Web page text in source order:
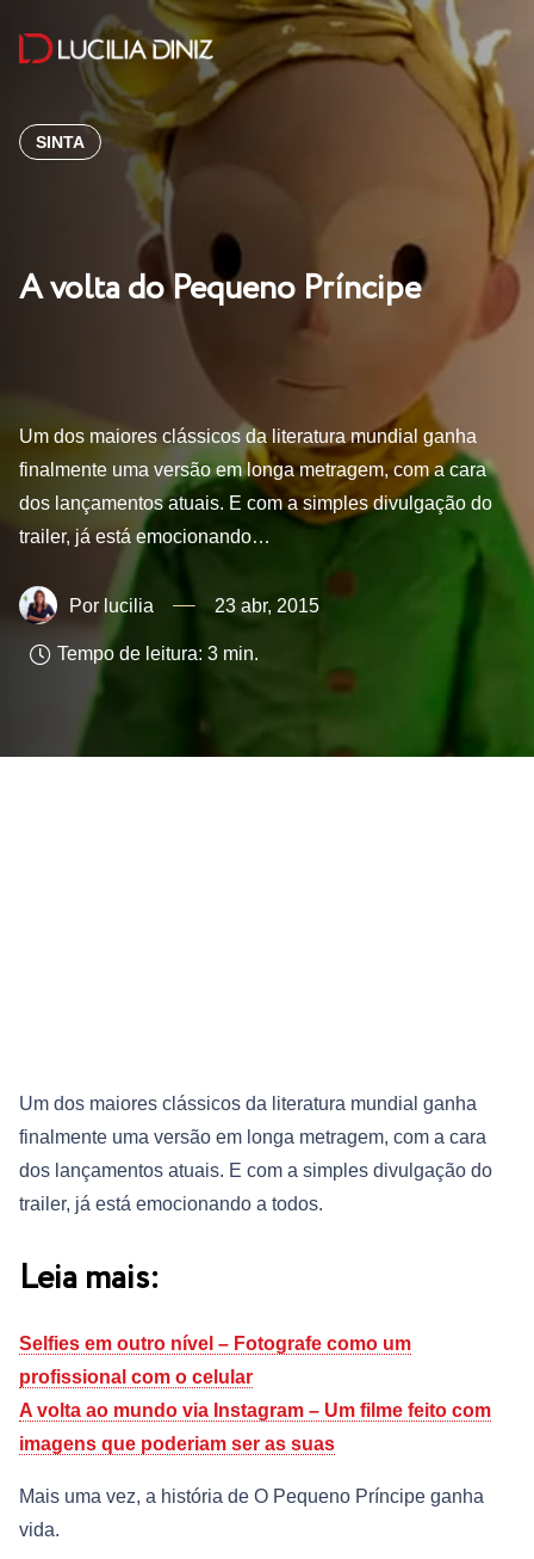
SINTA
A volta do Pequeno Príncipe
Um dos maiores clássicos da literatura mundial ganha
finalmente uma versão em longa metragem, com a cara
dos lançamentos atuais. E com a simples divulgação do
trailer, já está emocionando…
lucilia 23 abr, 2015
Tempo de leitura: 3 min.
Um dos maiores clássicos da literatura mundial ganha
finalmente uma versão em longa metragem, com a cara
dos lançamentos atuais. E com a simples divulgação do
trailer, já está emocionando a todos.
Leia mais:
Selfies em outro nível – Fotografe como um
profissional com o celular
A volta ao mundo via Instagram – Um filme feito com
imagens que poderiam ser as suas
Mais uma vez, a história de O Pequeno Príncipe ganha
vida.